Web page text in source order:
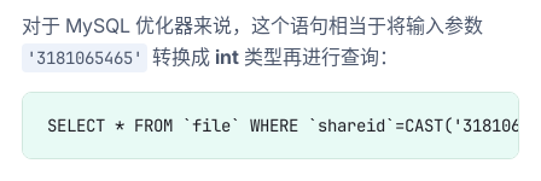
对于 MySQL 优化器来说，这个语句相当于将输入参数
'3181065465' 转换成 int 类型再进行查询：